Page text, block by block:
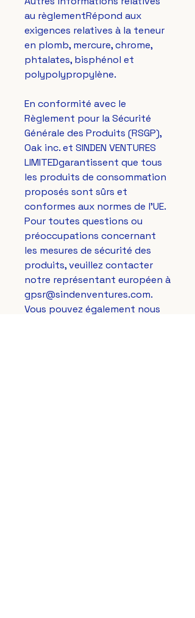
au règlementRépond aux
exigences relatives à la teneur
en plomb, mercure, chrome,
phtalates, bisphénol et
polypolypropylène.
En conformité avec le
Règlement pour la Sécurité
Oak inc. et SINDEN VENTURES
LIMITEDgarantissent que tous
les produits de consommation
proposés sont sûrs et
conformes aux normes de l'UE.
Pour toutes questions ou
préoccupations concernant
les mesures de sécurité des
produits, veuillez contacter
gpsr@sindenventures.com.
Vous pouvez également nous